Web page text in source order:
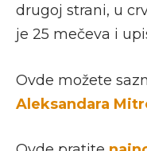
drugoj strani, u
je 25 mečeva i
Ovde možete
Aleksandara